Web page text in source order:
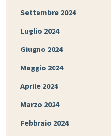
Settembre 2024
Luglio 2024
Giugno 2024
Maggio 2024
Aprile 2024
Marzo 2024
Febbraio 2024